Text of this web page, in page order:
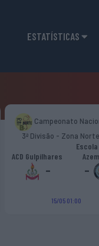
ESTATÍSTICAS
Campeonato
3ª Divisão - Zona Norte
ACD Gulpilhares
- -
15/05 01:00